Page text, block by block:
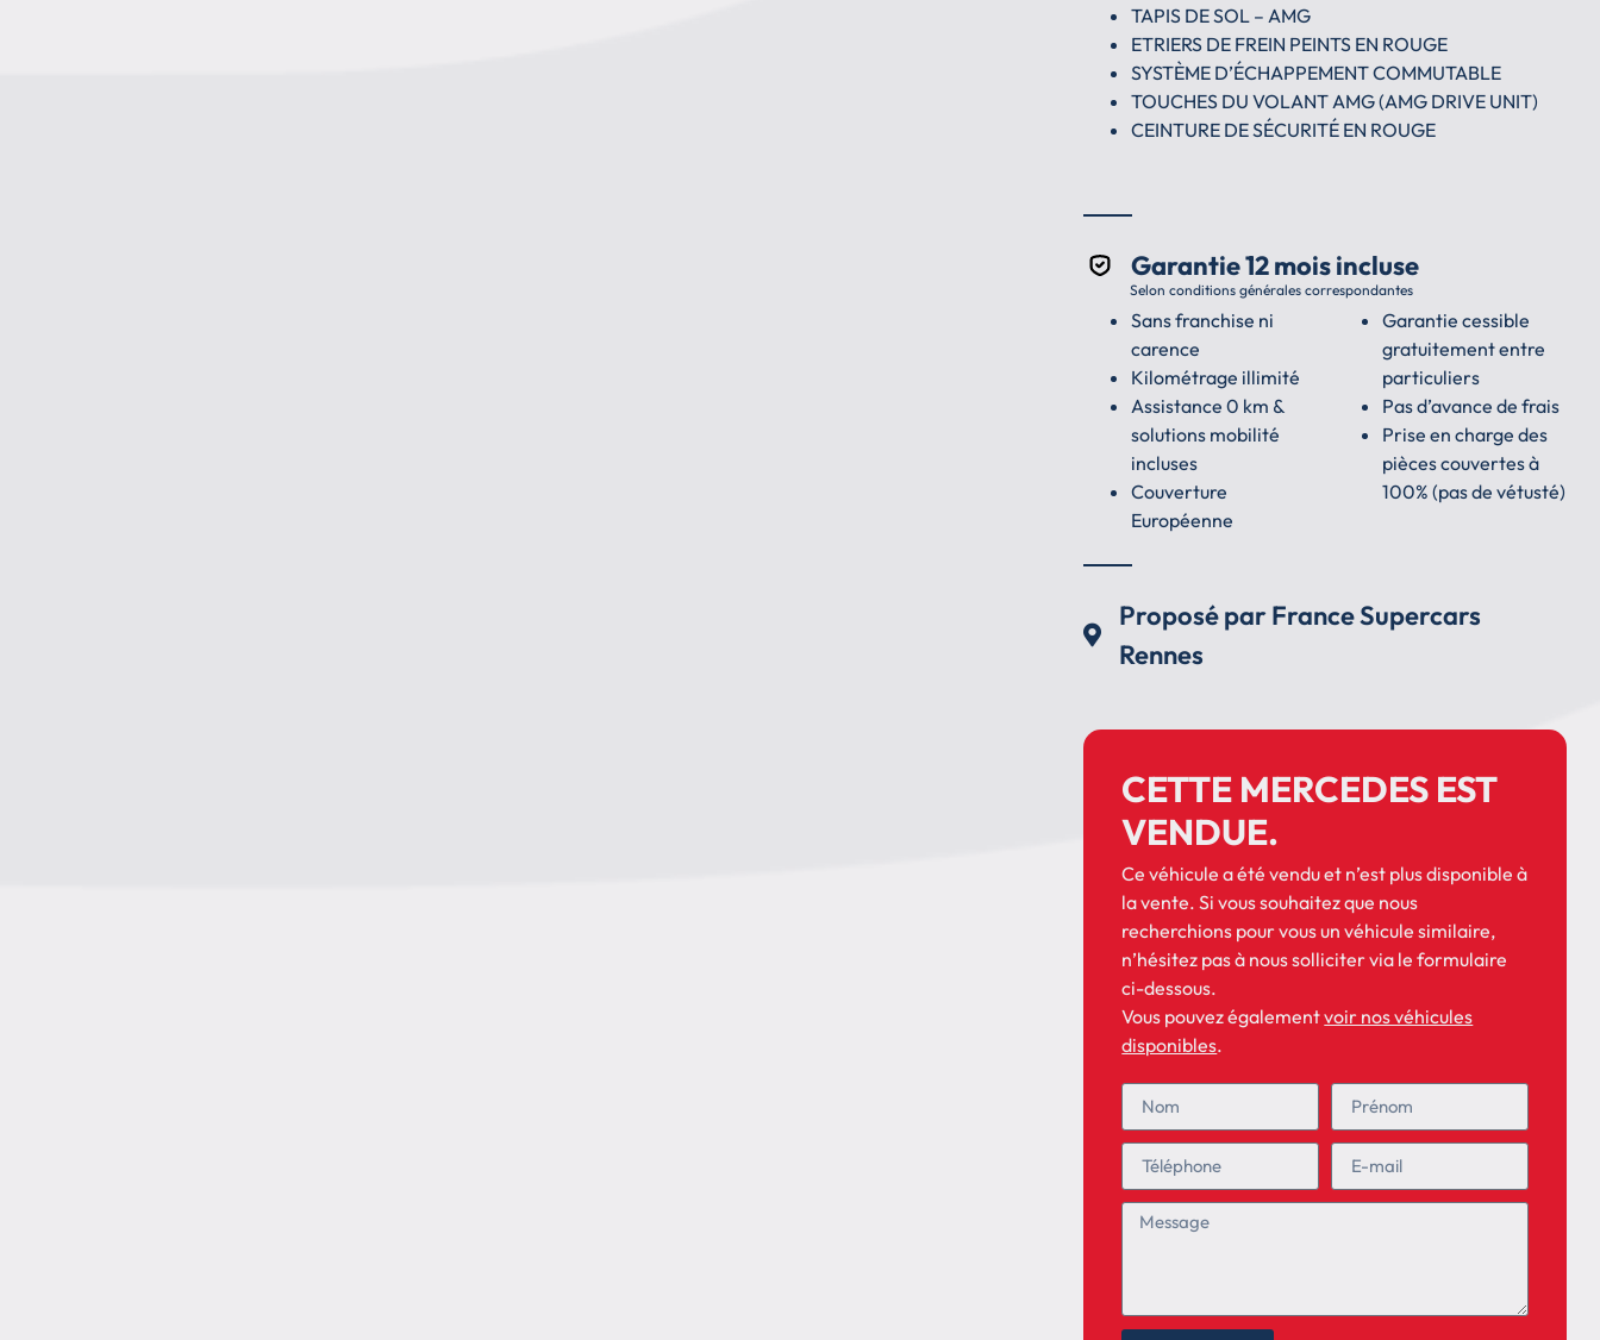
TAPIS DE SOL – AMG
ETRIERS DE FREIN PEINTS EN ROUGE
SYSTÈME D’ÉCHAPPEMENT COMMUTABLE
TOUCHES DU VOLANT AMG (AMG DRIVE UNIT)
CEINTURE DE SÉCURITÉ EN ROUGE
Garantie 12 mois incluse
Selon conditions générales correspondantes
Sans franchise ni
carence
Kilométrage illimité
Assistance 0 km &
solutions mobilité
incluses
Couverture
Européenne
Garantie cessible
gratuitement entre
particuliers
Pas d’avance de frais
Prise en charge des
pièces couvertes à
100% (pas de vétusté)
Proposé par France Supercars
Rennes
CETTE MERCEDES EST
VENDUE.
Ce véhicule a été vendu et n’est plus disponible à
la vente. Si vous souhaitez que nous
recherchions pour vous un véhicule similaire,
n’hésitez pas à nous solliciter via le formulaire
ci-dessous.
Vous pouvez égalementvoir nos véhicules
disponibles.